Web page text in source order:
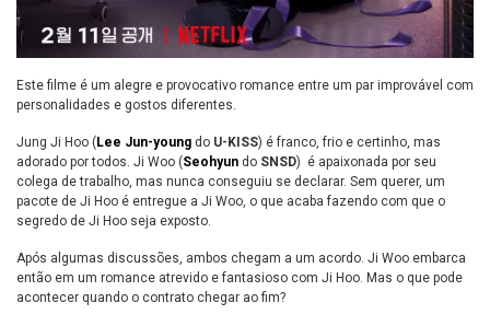
Este filme é um alegre e provocativo romance entre um par improvável com
personalidades e gostos diferentes.
Jung Ji Hoo ( Lee Jun-young do U-KISS) é franco, frio e certinho, mas
adorado por todos. Ji Woo (Seohyun do SNSD) é apaixonada por seu
colega de trabalho, mas nunca conseguiu se declarar. Sem querer, um
pacote de Ji Hoo é entregue a Ji Woo, o que acaba fazendo com que o
segredo de Ji Hoo seja exposto.
Após algumas discussões, ambos chegam a um acordo. Ji Woo embarca
então em um romance atrevido e fantasioso com Ji Hoo. Mas o que pode
acontecer quando o contrato chegar ao fim?